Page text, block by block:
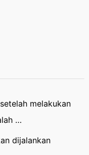
melakukan
…
dijalankan